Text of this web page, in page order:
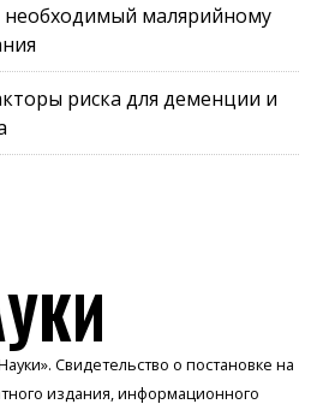
малярийному
риска для деменции и
Свидетельство о постановке на
издания, информационного